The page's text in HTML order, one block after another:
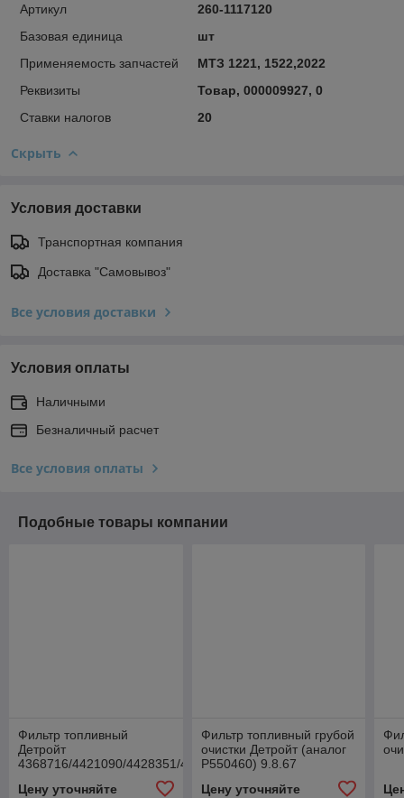
Артикул
260-1117120
Базовая единица
шт
Применяемость запчастей
МТЗ 1221, 1522,2022
Реквизиты
Товар, 000009927, 0
Ставки налогов
20
Скрыть
Условия доставки
Транспортная компания
Доставка "Самовывоз"
Все условия доставки
Условия оплаты
Наличными
Безналичный расчет
Все условия оплаты
Подобные товары компании
Фильтр топливный
Детройт
4368716/4421090/4428351/4612897
DAVCO DIESELPRO 232
Цену уточняйте
Фильтр топливный грубой
очистки Детройт (аналог
Р550460) 9.8.67
Цену уточняйте